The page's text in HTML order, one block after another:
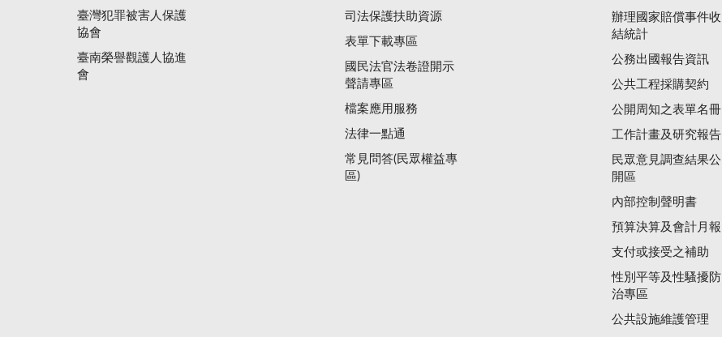
臺灣犯罪被害人保護
協會
臺南榮譽觀護人協進
會
司法保護扶助資源
表單下載專區
國民法官法卷證開示
聲請專區
檔案應用服務
法律一點通
常見問答(民眾權益專
區)
辦理國家賠償事件收
結統計
公務出國報告資訊
公共工程採購契約
公開周知之表單名冊
工作計畫及研究報告
民眾意見調查結果公
開區
內部控制聲明書
預算決算及會計月報
支付或接受之補助
性別平等及性騷擾防
治專區
公共設施維護管理